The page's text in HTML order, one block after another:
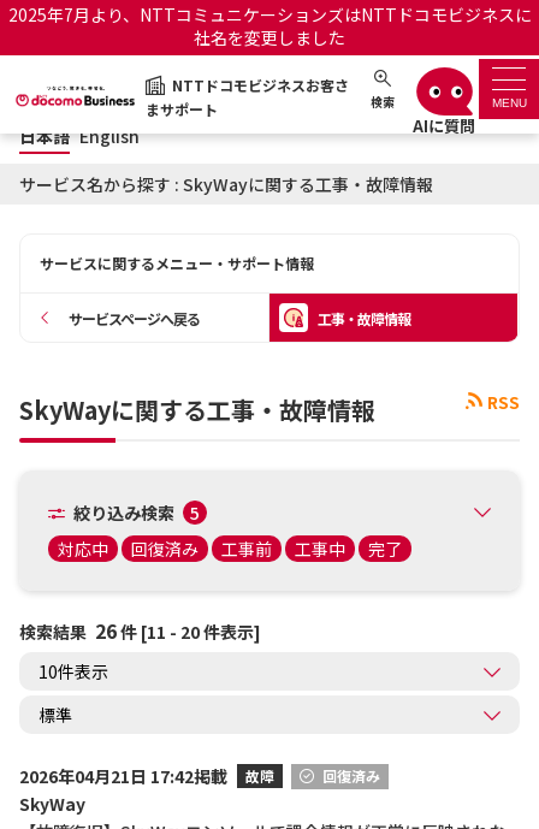
2025年7月より、NTTコミュニケーションズはNTTドコモビジネスに
社名を変更しました
NTTドコモビジネスお客さ
まサポート
検索 MENU
NTTドコモビジネスお客さまサポート 日本語 English
サポートトップ
OCNのお客さまはこちら
工事・故障情報通知サー
オフィシャルサイト
日本語 English
サービス名から探す : SkyWayに関する工事・故障情報
サービスに関するメニュー・サポート情報
サービスページへ戻る 工事・故障情報
RSS
SkyWayに関する工事・故障情報
絞り込み検索
5
対応中
回復済み 工事前 工事中 完了
検索結果 26件 [11 - 20 件表示]
2026年04月21日 17:42掲載 故障 回復済み
SkyWay